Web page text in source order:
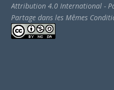
Attribution 4.0 International -
Partage dans les Mêmes